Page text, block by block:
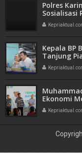
Polres
Sosialisasi
SMA/SMK,
Kepala BP
Tanjung
Ekonomi